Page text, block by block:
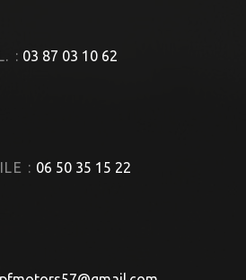
: 03 87 03 10 62
: 06 50 35 15 22